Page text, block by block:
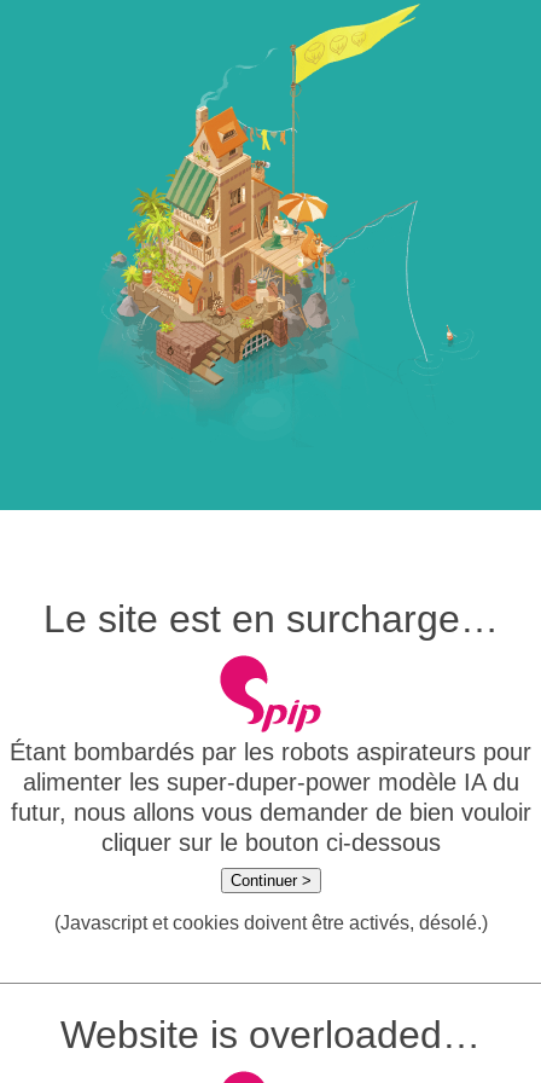
Le site est en surcharge…
Étant bombardés par les robots aspirateurs pour
alimenter les super-duper-power modèle IA du
futur, nous allons vous demander de bien vouloir
cliquer sur le bouton ci-dessous
Continuer >
(Javascript et cookies doivent être activés, désolé.)
Website is overloaded…